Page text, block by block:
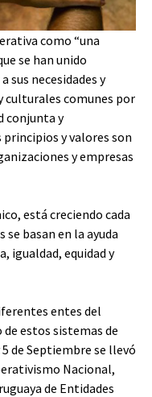
como “una
se han unido
necesidades y
culturales comunes por
conjunta y
y valores son
y empresas
está creciendo cada
se basan en la ayuda
igualdad, equidad y
entes del
estos sistemas de
de Septiembre se llevó
Nacional,
de Entidades